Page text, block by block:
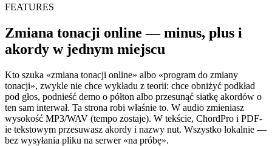
FEATURES
Zmiana tonacji online — minus, plus i
akordy w jednym miejscu
Kto szuka «zmiana tonacji online» albo «program do zmiany
tonacji», zwykle nie chce wykładu z teorii: chce obniżyć podkład
pod głos, podnieść demo o półton albo przesunąć siatkę akordów o
ten sam interwał. Ta strona robi właśnie to. W audio zmieniasz
wysokość MP3/WAV (tempo zostaje). W tekście, ChordPro i PDF-
ie tekstowym przesuwasz akordy i nazwy nut. Wszystko lokalnie —
bez wysyłania pliku na serwer «na próbę».